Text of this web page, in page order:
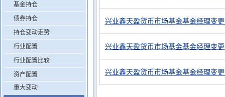
基金持仓
债券持仓
持仓变动走势
行业配置
行业配置比较
资产配置
重大变动
兴业鑫天盈货币市场基金基金经理变
兴业鑫天盈货币市场基金基金经理变
兴业鑫天盈货币市场基金基金经理变